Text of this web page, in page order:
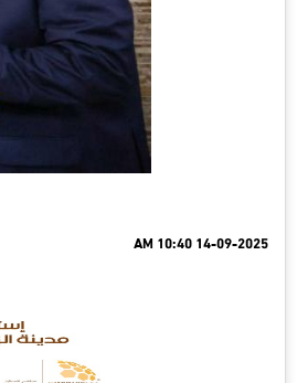
14-09-2025 10:40 AM